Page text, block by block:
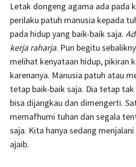
Letak dongeng agama ada pada
perilaku patuh manusia kepada
pada hidup yang baik-baik saja.
kerja raharja. Pun begitu
melihat kenyataan hidup, pikiran
karenanya. Manusia patuh atau
tetap baik-baik saja. Dia tetap
bisa dijangkau dan dimengerti.
memafhumi tuhan dan segala
saja. Kita hanya sedang
ajaib.